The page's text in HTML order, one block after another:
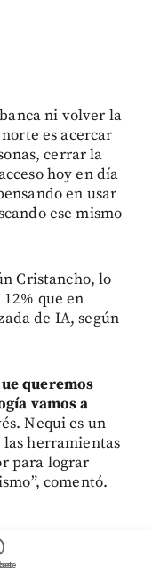
ni volver la
es acercar
cerrar la
hoy en día
en usar
ese mismo
Cristancho, lo
que en
de IA, según
queremos
vamos a
Nequi es un
las herramientas
para lograr
comentó.